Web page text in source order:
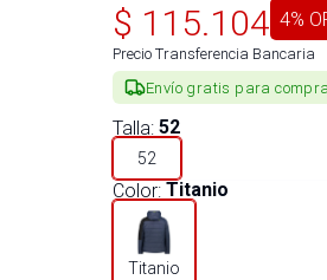
$ 115.104 4%
Precio Transferencia Bancaria
Envío gratis para
Talla: 52
52
Color: Titanio
Titanio